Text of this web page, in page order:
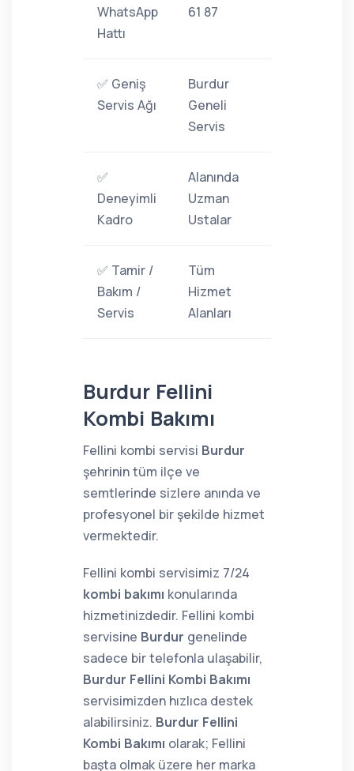
WhatsApp
Hattı
61 87
✅ Geniş
Servis Ağı
Burdur
Geneli
Servis
✅
Deneyimli
Kadro
Alanında
Uzman
Ustalar
✅ Tamir /
Bakım /
Servis
Tüm
Hizmet
Alanları
Burdur Fellini
Kombi Bakımı
Fellini kombi servisi Burdur
şehrinin tüm ilçe ve
semtlerinde sizlere anında ve
profesyonel bir şekilde hizmet
vermektedir.
Fellini kombi servisimiz 7/24
kombi bakımı konularında
hizmetinizdedir. Fellini kombi
servisine Burdur genelinde
sadece bir telefonla ulaşabilir,
Burdur Fellini Kombi Bakımı
servisimizden hızlıca destek
alabilirsiniz. Burdur Fellini
Kombi Bakımı olarak; Fellini
başta olmak üzere her marka